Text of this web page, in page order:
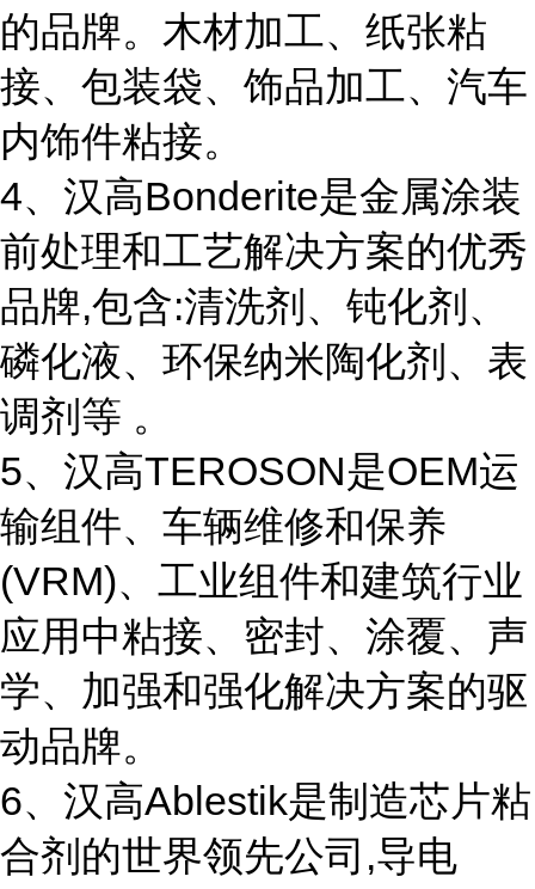
的品牌。木材加工、纸张粘
接、包装袋、饰品加工、汽车
内饰件粘接。
4、汉高Bonderite是金属涂装
前处理和工艺解决方案的优秀
品牌,包含:清洗剂、钝化剂、
磷化液、环保纳米陶化剂、表
调剂等 。
5、汉高TEROSON是OEM运
输组件、车辆维修和保养
(VRM)、工业组件和建筑行业
应用中粘接、密封、涂覆、声
学、加强和强化解决方案的驱
动品牌。
6、汉高Ablestik是制造芯片粘
合剂的世界领先公司,导电